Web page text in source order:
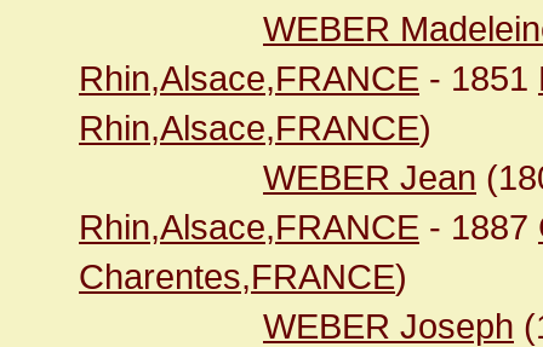
WEBER
Rhin,Alsace,FRANCE - 1851
Rhin,Alsace,FRANCE)
WEBER Jean
Rhin,Alsace,FRANCE - 1887
Charentes,FRANCE)
WEBER Joseph